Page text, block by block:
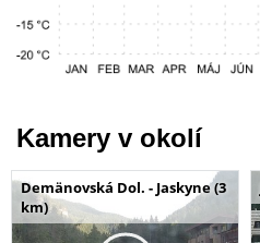
Kamery v okolí
Demänovská Dol. - Jaskyne (3
km)